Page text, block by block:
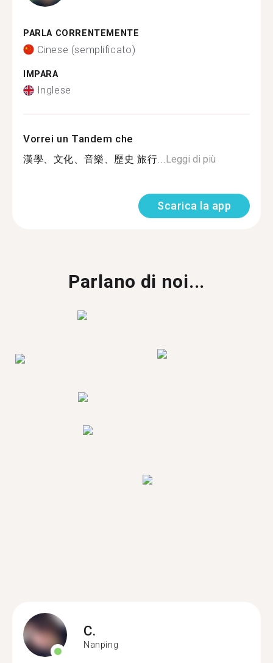
PARLA CORRENTEMENTE
Cinese (semplificato)
IMPARA
Inglese
Vorrei un Tandem che
漢學、文化、音樂、歷史 旅行...Leggi di più
Scarica la app
Parlano di noi...
C.
Nanping